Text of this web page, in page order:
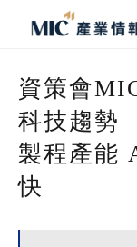
資策會
科技趨勢
製程產能
快